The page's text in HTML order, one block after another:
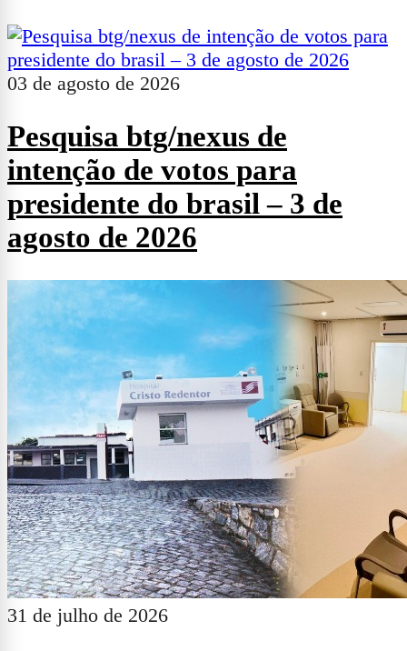
03 de agosto de 2026
Pesquisa btg/nexus de
intenção de votos para
presidente do brasil – 3 de
agosto de 2026
31 de julho de 2026